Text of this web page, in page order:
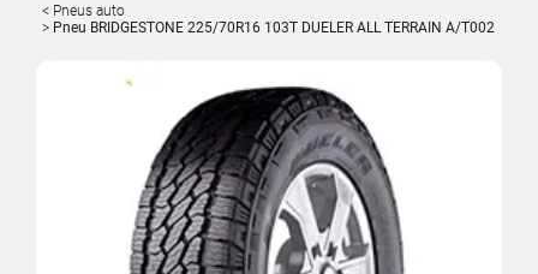
Pneus auto
Pneu BRIDGESTONE 225/70R16 103T DUELER ALL TERRAIN A/T002